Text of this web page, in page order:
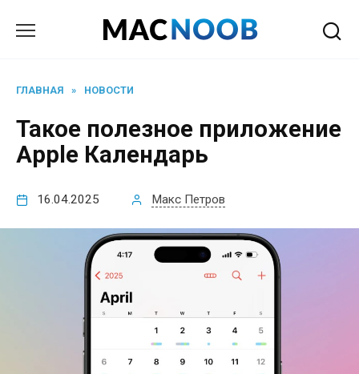
ГЛАВНАЯ » НОВОСТИ
Такое полезное приложение
Apple Календарь
16.04.2025 Макс Петров